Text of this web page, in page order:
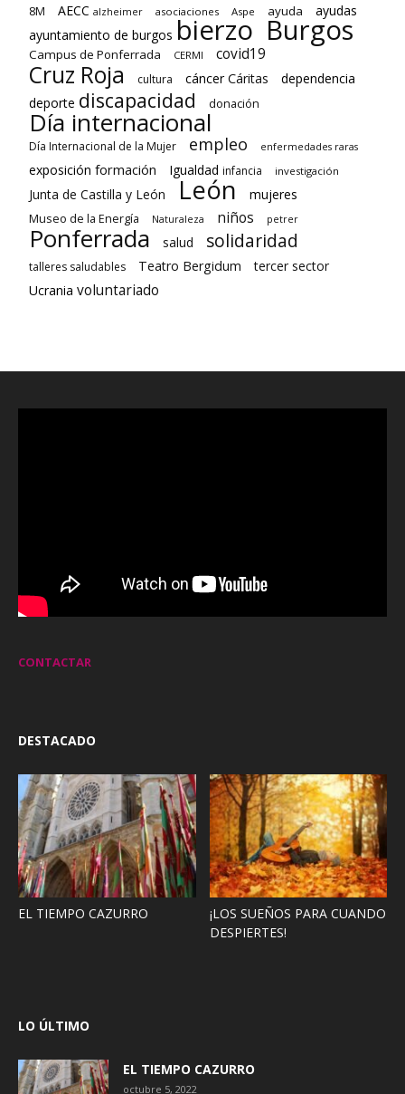
8M AECC alzheimer asociaciones Aspe ayuda
ayudas
ayuntamiento de burgos bierzo Burgos
Campus de Ponferrada CERMI covid19
Cruz Roja cultura cáncerCáritas
dependencia
deporte discapacidad donación
Día internacional
Día Internacional de la Mujer empleo enfermedades raras
exposición formación Igualdad infancia investigación
Junta de Castilla y León León mujeres
Museo de la Energía Naturaleza niños petrer
Ponferrada salud solidaridad
talleres saludables Teatro Bergidum
tercer sector
Ucrania voluntariado
CONTACTAR
DESTACADO
EL TIEMPO CAZURRO
¡LOS SUEÑOS PARA CUANDO
DESPIERTES!
LO ÚLTIMO
EL TIEMPO CAZURRO
octubre 5, 2022